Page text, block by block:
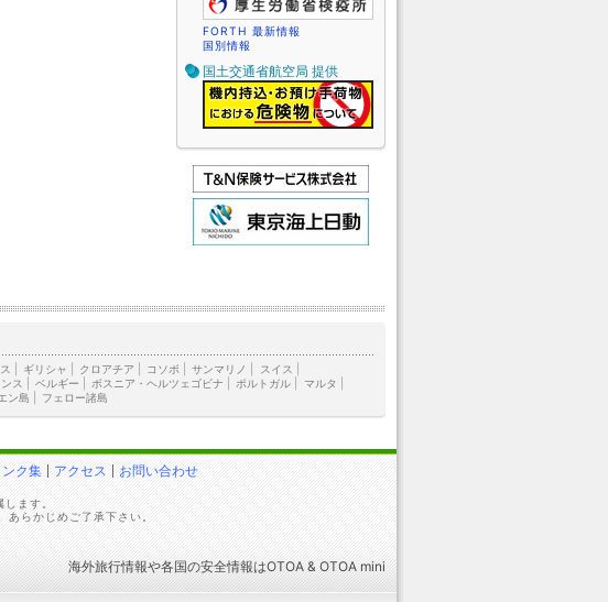
FORTH 最新情報
国別情報
国土交通省航空局 提供
ギリシャ クロアチア コソボ サンマリノ スイス
ス ベルギー ボスニア・ヘルツェゴビナ ポルトガル マルタ
ン島 フェロー諸島
ク集 アクセス お問い合わせ
ます。
らかじめご了承下さい。
海外旅行情報や各国の安全情報はOTOA & OTOA mini